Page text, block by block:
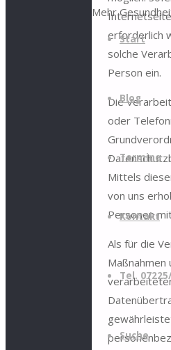
Mehr
Start
Blog
Termine
Kontakt
Tel.
Suche
erforderlich
solche
Person ein.
Die
oder
Mittels
von uns
Personen
Als für die